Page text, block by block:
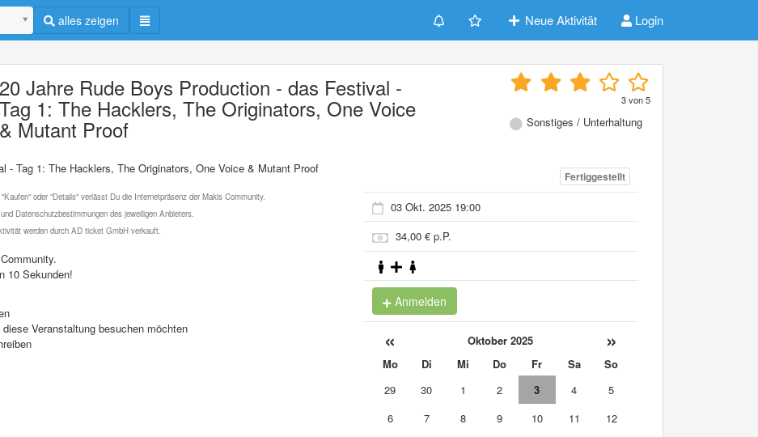
alles zeigen Neue Aktivität Login
20 Jahre Rude Boys Production - das Festival -
Tag 1: The Hacklers, The Originators, One Voice
& Mutant Proof
3von5
Sonstiges / Unterhaltung
- Tag 1: The Hacklers, The Originators, One Voice & Mutant Proof
oder "Details" verlässt Du die Internetpräsenz der Makis Community.
Datenschutzbestimmungen des jeweiligen Anbieters.
werden durch AD ticket GmbH verkauft.
10 Sekunden!
Veranstaltung besuchen möchten
Fertiggestellt
03 Okt. 2025 19:00
34,00 € p.P.
Anmelden
« Oktober 2025 »
Mo Di Mi Do Fr Sa
So
29
30 1 2 3 4
5
6
7 8 9 10 11
12